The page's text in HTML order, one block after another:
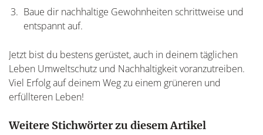
Baue dir nachhaltige Gewohnheiten schrittweise und
entspannt auf.
Jetzt bist du bestens gerüstet, auch in deinem täglichen
Leben Umweltschutz und Nachhaltigkeit voranzutreiben.
Viel Erfolg auf deinem Weg zu einem grüneren und
erfüllteren Leben!
Weitere Stichwörter zu diesem Artikel